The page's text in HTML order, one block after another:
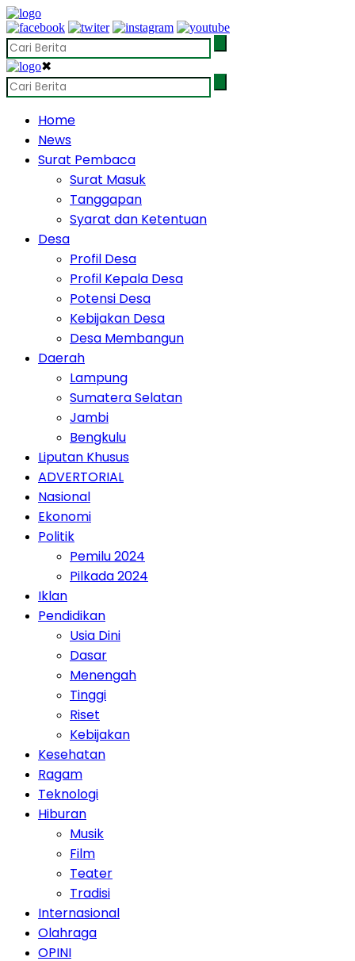
✖
Home
News
Surat Pembaca
Surat Masuk
Tanggapan
Syarat dan Ketentuan
Desa
Profil Desa
Profil Kepala Desa
Potensi Desa
Kebijakan Desa
Desa Membangun
Daerah
Lampung
Sumatera Selatan
Jambi
Bengkulu
Liputan Khusus
ADVERTORIAL
Nasional
Ekonomi
Politik
Pemilu 2024
Pilkada 2024
Iklan
Pendidikan
Usia Dini
Dasar
Menengah
Tinggi
Riset
Kebijakan
Kesehatan
Ragam
Teknologi
Hiburan
Musik
Film
Teater
Tradisi
Internasional
Olahraga
OPINI